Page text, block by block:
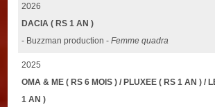
2026
DACIA ( RS 1 AN )
- Buzzman production -Femme quadra
2025
OMA & ME ( RS 6 MOIS ) / PLUXEE ( RS 1 AN ) /
1 AN )